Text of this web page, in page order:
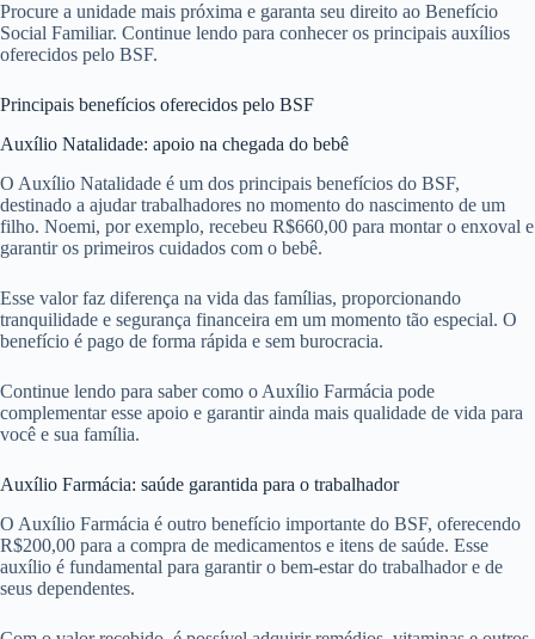
Procure a unidade mais próxima e garanta seu direito ao Benefício
Social Familiar. Continue lendo para conhecer os principais auxílios
oferecidos pelo BSF.
Principais benefícios oferecidos pelo BSF
Auxílio Natalidade: apoio na chegada do bebê
O Auxílio Natalidade é um dos principais benefícios do BSF,
destinado a ajudar trabalhadores no momento do nascimento de um
filho. Noemi, por exemplo, recebeu R$660,00 para montar o enxoval e
garantir os primeiros cuidados com o bebê.
Esse valor faz diferença na vida das famílias, proporcionando
tranquilidade e segurança financeira em um momento tão especial. O
benefício é pago de forma rápida e sem burocracia.
Continue lendo para saber como o Auxílio Farmácia pode
complementar esse apoio e garantir ainda mais qualidade de vida para
você e sua família.
Auxílio Farmácia: saúde garantida para o trabalhador
O Auxílio Farmácia é outro benefício importante do BSF, oferecendo
R$200,00 para a compra de medicamentos e itens de saúde. Esse
auxílio é fundamental para garantir o bem-estar do trabalhador e de
seus dependentes.